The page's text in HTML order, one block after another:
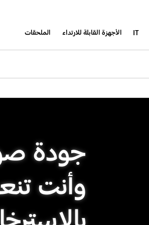
IT الأجهزة القابلة للارتداء الملحقات
جودة
وأنت